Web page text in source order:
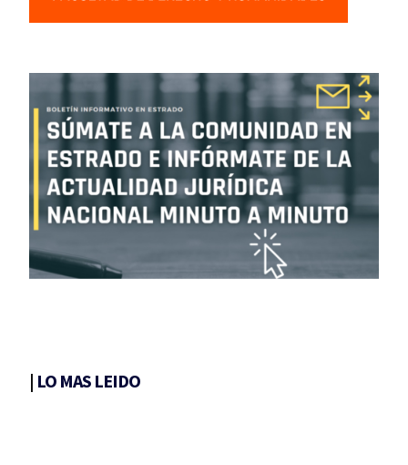
| LO MAS LEIDO